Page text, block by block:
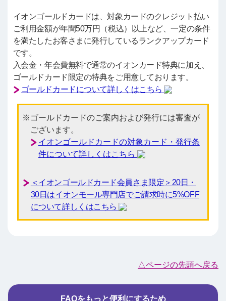
イオンゴールドカードは、対象カードのクレジット払い
ご利用金額が年間50万円（税込）以上など、一定の条件
を満たしたお客さまに発行しているランクアップカード
です。
入会金・年会費無料で通常のイオンカード特典に加え、
ゴールドカード限定の特典をご用意しております。
ゴールドカードについて詳しくはこちら
ゴールドカードのご案内および発行には審査が
ございます。
イオンゴールドカードの対象カード・発行条
件について詳しくはこちら
＜イオンゴールドカード会員さま限定＞20日・
30日はイオンモール専門店でご請求時に5%OFF
について詳しくはこちら
△ページの先頭へ戻る
FAQをもっと便利にするため